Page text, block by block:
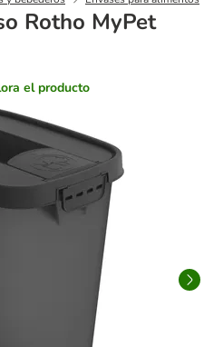
Rotho MyPet
el producto